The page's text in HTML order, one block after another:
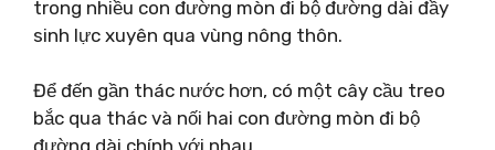
trong nhiều con đường mòn đi bộ đường dài đầy
sinh lực xuyên qua vùng nông thôn.
Để đến gần thác nước hơn, có một cây cầu treo
bắc qua thác và nối hai con đường mòn đi bộ
đường dài chính với nhau.